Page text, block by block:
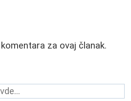
za ovaj članak.